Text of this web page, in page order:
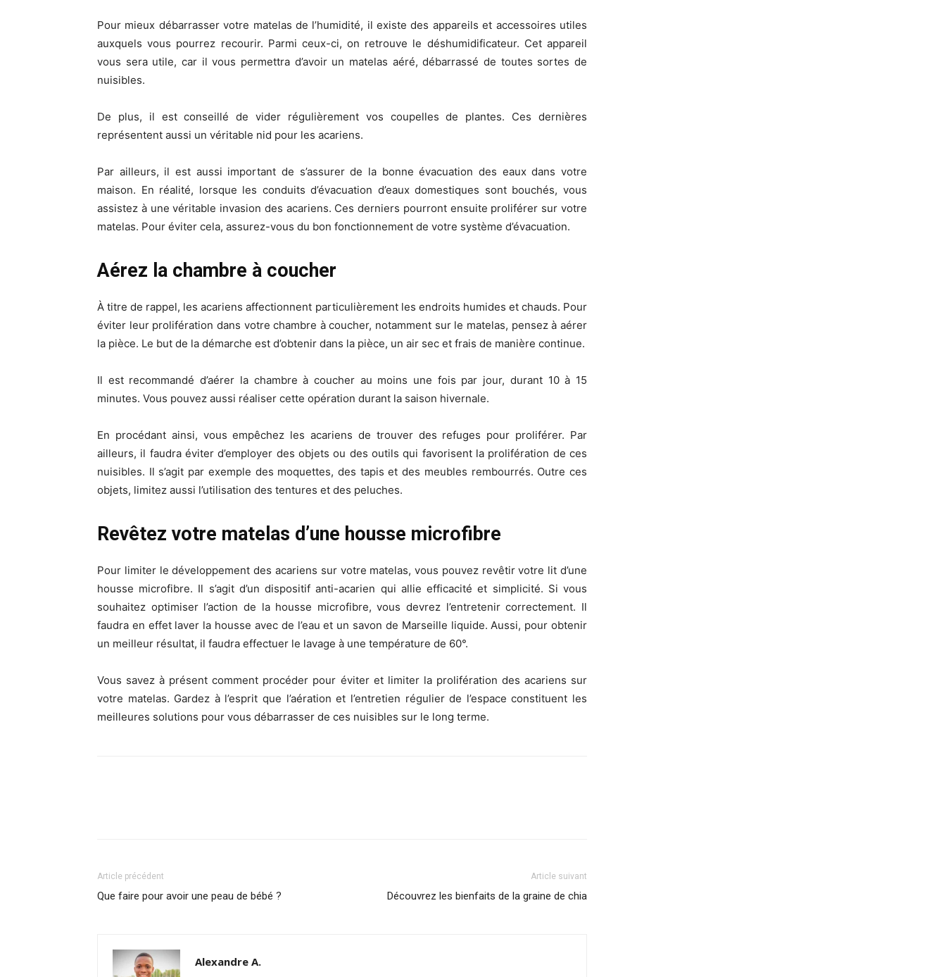
seul
endroit
Pour mieux débarrasser votre matelas de l’humidité, il existe des appareils et accessoires utiles
auxquels vous pourrez recourir. Parmi ceux-ci, on retrouve le déshumidificateur. Cet appareil
vous sera utile, car il vous permettra d’avoir un matelas aéré, débarrassé de toutes sortes de
nuisibles.
De plus, il est conseillé de vider régulièrement vos coupelles de plantes. Ces dernières
représentent aussi un véritable nid pour les acariens.
Par ailleurs, il est aussi important de s’assurer de la bonne évacuation des eaux dans votre
maison. En réalité, lorsque les conduits d’évacuation d’eaux domestiques sont bouchés, vous
assistez à une véritable invasion des acariens. Ces derniers pourront ensuite proliférer sur votre
matelas. Pour éviter cela, assurez-vous du bon fonctionnement de votre système d’évacuation.
Aérez la chambre à coucher
À titre de rappel, les acariens affectionnent particulièrement les endroits humides et chauds. Pour
éviter leur prolifération dans votre chambre à coucher, notamment sur le matelas, pensez à aérer
la pièce. Le but de la démarche est d’obtenir dans la pièce, un air sec et frais de manière continue.
Il est recommandé d’aérer la chambre à coucher au moins une fois par jour, durant 10 à 15
minutes. Vous pouvez aussi réaliser cette opération durant la saison hivernale.
En procédant ainsi, vous empêchez les acariens de trouver des refuges pour proliférer. Par
ailleurs, il faudra éviter d’employer des objets ou des outils qui favorisent la prolifération de ces
nuisibles. Il s’agit par exemple des moquettes, des tapis et des meubles rembourrés. Outre ces
objets, limitez aussi l’utilisation des tentures et des peluches.
Revêtez votre matelas d’une housse microfibre
Pour limiter le développement des acariens sur votre matelas, vous pouvez revêtir votre lit d’une
housse microfibre. Il s’agit d’un dispositif anti-acarien qui allie efficacité et simplicité. Si vous
souhaitez optimiser l’action de la housse microfibre, vous devrez l’entretenir correctement. Il
faudra en effet laver la housse avec de l’eau et un savon de Marseille liquide. Aussi, pour obtenir
un meilleur résultat, il faudra effectuer le lavage à une température de 60°.
Vous savez à présent comment procéder pour éviter et limiter la prolifération des acariens sur
votre matelas. Gardez à l’esprit que l’aération et l’entretien régulier de l’espace constituent les
meilleures solutions pour vous débarrasser de ces nuisibles sur le long terme.
Article précédent
Que faire pour avoir une peau de bébé ?
Article suivant
Découvrez les bienfaits de la graine de chia
Alexandre A.